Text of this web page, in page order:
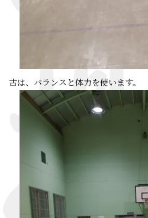
古は、バランスと体力を使います。